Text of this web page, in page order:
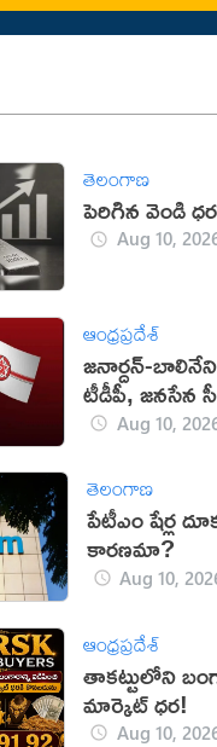
తెలంగాణ
పెరిగిన వెండి
Aug 10,
ఆంధ్రప్రదేశ్
జనార్దన్‌-
టీడీపీ, జనసేన
Aug 10,
తెలంగాణ
పేటీఎం షేర్ల
కారణమా?
Aug 10,
ఆంధ్రప్రదేశ్
తాకట్టులోని
మార్కెట్ ధర!
Aug 10,